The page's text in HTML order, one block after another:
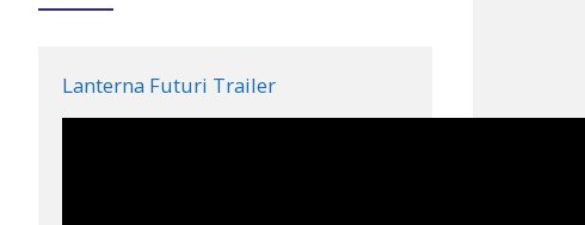
Lanterna Futuri Trailer